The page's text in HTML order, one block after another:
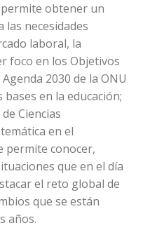
obtener un
las necesidades
laboral, la
foco en los Objetivos
2030 de la ONU
en la educación;
Ciencias
en el
permite conocer,
que en el día
el reto global de
que se están
años.